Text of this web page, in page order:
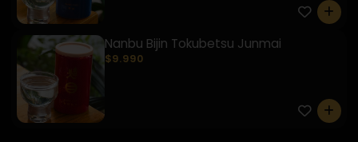
0
Nanbu Bijin Tokubetsu Junmai
$9.990
0